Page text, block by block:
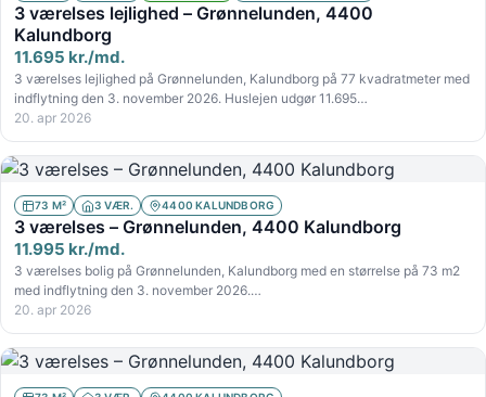
3 værelses lejlighed – Grønnelunden, 4400
Kalundborg
11.695 kr./md.
3 værelses lejlighed på Grønnelunden, Kalundborg på 77 kvadratmeter med
indflytning den 3. november 2026. Huslejen udgør 11.695…
20. apr 2026
73 M² 3 VÆR. 4400 KALUNDBORG
3 værelses – Grønnelunden, 4400 Kalundborg
11.995 kr./md.
3 værelses bolig på Grønnelunden, Kalundborg med en størrelse på 73 m2
med indflytning den 3. november 2026.…
20. apr 2026